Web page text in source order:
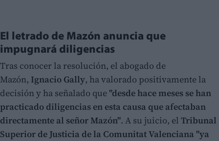
El letrado de Mazón anuncia que
impugnará diligencias
Tras conocer la resolución, el abogado de
Mazón, Ignacio Gally, ha valorado positivamente la
decisión y ha señalado que "desde hace meses se han
practicado diligencias en esta causa que afectaban
directamente al señor Mazón". A su juicio, el Tribunal
Superior de Justicia de la Comunitat Valenciana "ya